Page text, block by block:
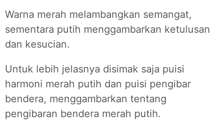
Warna merah melambangkan semangat,
sementara putih menggambarkan ketulusan
dan kesucian.
Untuk lebih jelasnya disimak saja puisi
harmoni merah putih dan puisi pengibar
bendera, menggambarkan tentang
pengibaran bendera merah putih.